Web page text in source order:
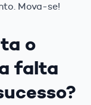
Mova-se!
o
falta